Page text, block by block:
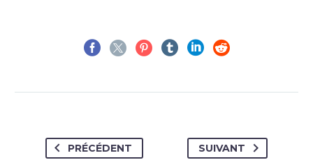
PRÉCÉDENT SUIVANT